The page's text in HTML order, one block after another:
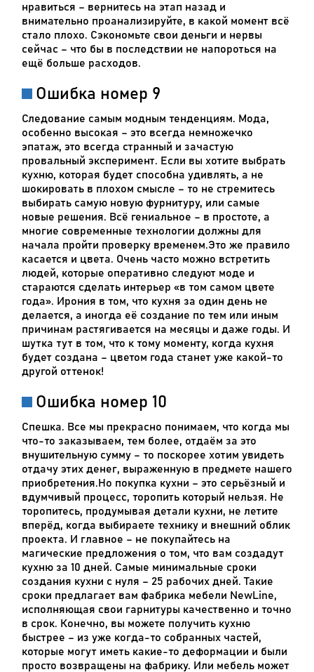
нравиться – вернитесь на этап назад и
внимательно проанализируйте, в какой момент всё
стало плохо. Сэкономьте свои деньги и нервы
сейчас – что бы в последствии не напороться на
ещё больше расходов.
Ошибка номер 9
Следование самым модным тенденциям. Мода,
особенно высокая – это всегда немножечко
эпатаж, это всегда странный и зачастую
провальный эксперимент. Если вы хотите выбрать
кухню, которая будет способна удивлять, а не
шокировать в плохом смысле – то не стремитесь
выбирать самую новую фурнитуру, или самые
новые решения. Всё гениальное – в простоте, а
многие современные технологии должны для
начала пройти проверку временем.Это же правило
касается и цвета. Очень часто можно встретить
людей, которые оперативно следуют моде и
стараются сделать интерьер «в том самом цвете
года». Ирония в том, что кухня за один день не
делается, а иногда её создание по тем или иным
причинам растягивается на месяцы и даже годы. И
шутка тут в том, что к тому моменту, когда кухня
будет создана – цветом года станет уже какой-то
другой оттенок!
Ошибка номер 10
Спешка. Все мы прекрасно понимаем, что когда мы
что-то заказываем, тем более, отдаём за это
внушительную сумму – то поскорее хотим увидеть
отдачу этих денег, выраженную в предмете нашего
приобретения.Но покупка кухни – это серьёзный и
вдумчивый процесс, торопить который нельзя. Не
торопитесь, продумывая детали кухни, не летите
вперёд, когда выбираете технику и внешний облик
проекта. И главное – не покупайтесь на
магические предложения о том, что вам создадут
кухню за 10 дней. Самые минимальные сроки
создания кухни с нуля – 25 рабочих дней. Такие
сроки предлагает вам фабрика мебели NewLine,
исполняющая свои гарнитуры качественно и точно
в срок. Конечно, вы можете получить кухню
быстрее – из уже когда-то собранных частей,
которые могут иметь какие-то деформации и были
просто возвращены на фабрику. Или мебель может